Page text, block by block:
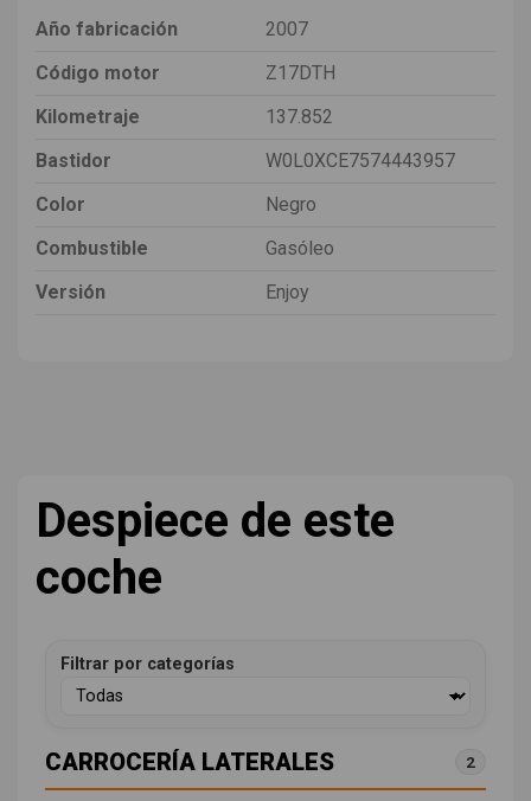
Año fabricación
2007
Código motor
Z17DTH
Kilometraje
137.852
Bastidor
W0L0XCE7574443957
Color
Negro
Combustible
Gasóleo
Versión
Enjoy
Despiece de este
coche
Filtrar por categorías
CARROCERÍA LATERALES 2